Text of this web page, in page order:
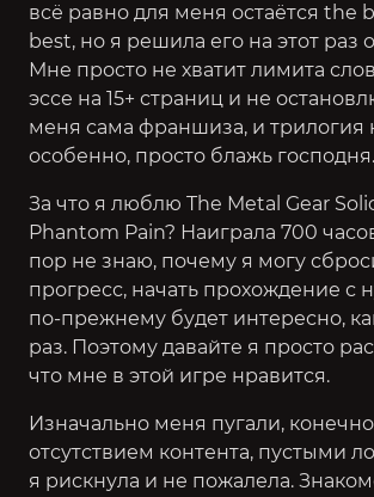
всё равно для меня остаётся the
best, но я решила его на этот раз
Мне просто не хватит лимита
эссе на 15+ страниц и не
меня сама франшиза, и трилогия
особенно, просто блажь господня.
За что я люблю The Metal Gear
Phantom Pain? Наиграла 700
пор не знаю, почему я могу
прогресс, начать прохождение с
по-прежнему будет интересно,
раз. Поэтому давайте я просто
что мне в этой игре нравится.
Изначально меня пугали,
отсутствием контента, пустыми
я рискнула и не пожалела.